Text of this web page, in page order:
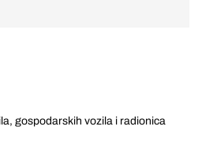
gospodarskih vozila i radionica